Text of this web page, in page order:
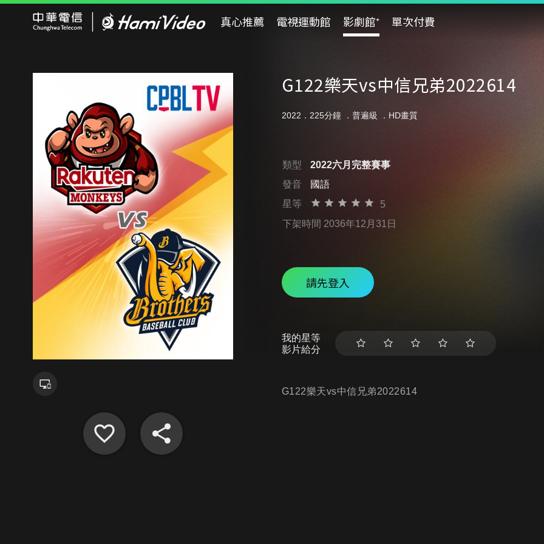
真心推薦 電視運動館 影劇館⁺ 單次付費
G122樂天vs中信兄弟2022614
2022．225分鐘 ． 普遍級 ．HD畫質
類型
2022六月完整賽事
發音
國語
星等
5
下架時間 2036年12月31日
請先登入
我的星等
影片給分
G122樂天vs中信兄弟2022614